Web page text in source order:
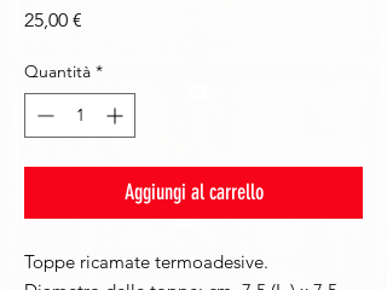
25,00 €
Quantità *
Aggiungi al carrello
Toppe ricamate termoadesive.